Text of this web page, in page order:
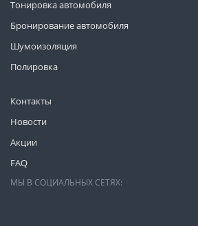
Контакты
Новости
Акции
FAQ
Тонировка автомобиля
Бронирование автомобиля
Шумоизоляция
Полировка
МЫ В СОЦИАЛЬНЫХ СЕТЯХ: